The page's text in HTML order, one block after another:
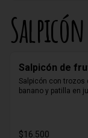
Salpicón
Salpicón de
Salpicón con trozos
banano y patilla en
$16.500